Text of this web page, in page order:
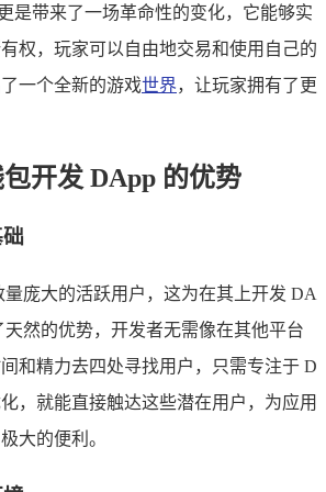
是带来了一场革命性的变化，它能够实
权，玩家可以自由地交易和使用自己的
一个全新的游戏世界，让玩家拥有了更
开发 DApp 的优势
量庞大的活跃用户，这为在其上开发 DA
然的优势，开发者无需像在其他平台
和精力去四处寻找用户，只需专注于 D
，就能直接触达这些潜在用户，为应用
大的便利。